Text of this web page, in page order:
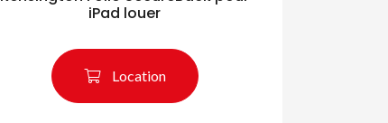
iPad louer
Location